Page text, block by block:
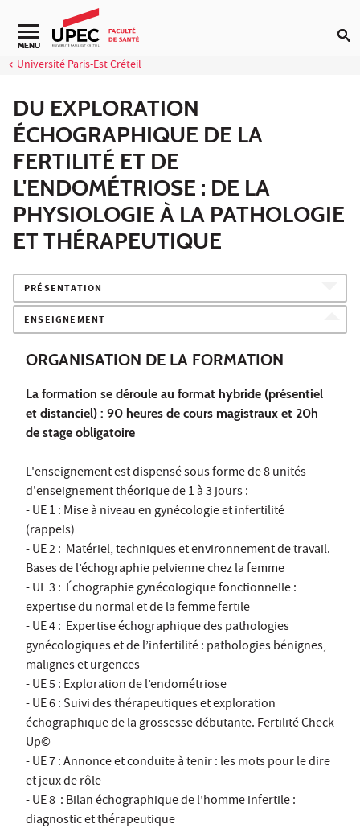
Aller au contenu
Navigation secondaire
MENU
Université Paris-Est Créteil
DU EXPLORATION
ÉCHOGRAPHIQUE DE LA
FERTILITÉ ET DE
L'ENDOMÉTRIOSE : DE LA
PHYSIOLOGIE À LA PATHOLOGIE
ET THÉRAPEUTIQUE
PRÉSENTATION
ENSEIGNEMENT
ORGANISATION DE LA FORMATION
La formation se déroule au format hybride (présentiel
et distanciel) : 90 heures de cours magistraux et 20h
de stage obligatoire
L'enseignement est dispensé sous forme de 8 unités
d'enseignement théorique de 1 à 3 jours :
- UE 1 : Mise à niveau en gynécologie et infertilité
(rappels)
- UE 2 : Matériel, techniques et environnement de travail.
Bases de l’échographie pelvienne chez la femme
- UE 3 : Échographie gynécologique fonctionnelle :
expertise du normal et de la femme fertile
- UE 4 : Expertise échographique des pathologies
gynécologiques et de l’infertilité : pathologies bénignes,
malignes et urgences
- UE 5 : Exploration de l’endométriose
- UE 6 : Suivi des thérapeutiques et exploration
échographique de la grossesse débutante. Fertilité Check
Up©
- UE 7 : Annonce et conduite à tenir : les mots pour le dire
et jeux de rôle
- UE 8 : Bilan échographique de l’homme infertile :
diagnostic et thérapeutique